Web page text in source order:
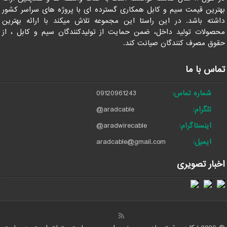
بهترین قیمت سیم و کابل همکاری گسترده ای با پروژه های سراسر کشور
داشته باشد. در این راستا این مجموعه تلاش میکند با ارائه بهترین
محصولات تولید داخل، ضمن حمایت از تولیدکنندگان سیم و کابل ، از
حقوق مصرف کنندگان صیانت کند.
تماس با ما
شماره تماس:
09120961243
تلگرام:
@aradcable
اینستاگرام:
@aradwirecable
ایمیل:
aradcable@gmail.com
اخبار تصویری